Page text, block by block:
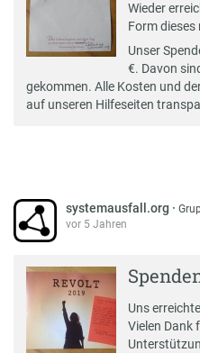
Wieder
Form dieses
Unser
€. Davon
gekommen. Alle Kosten und
auf unseren Hilfeseiten
systemausfall.org ·
vor 5 Jahren
Uns
Vielen Dank